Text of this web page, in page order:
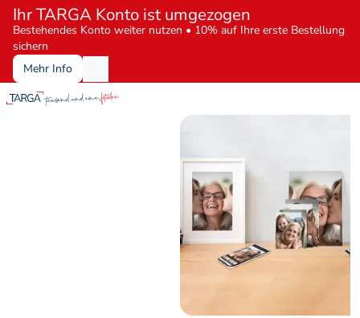
Ihr TARGA Konto ist umgezogen
Bestehendes Konto weiter nutzen • 10% auf Ihre erste Bestellung
sichern
Mehr Info